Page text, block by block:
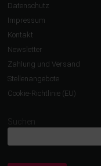
Datenschutz
Impressum
Kontakt
Newsletter
Zahlung und Versand
Stellenangebote
Cookie-Richtlinie (EU)